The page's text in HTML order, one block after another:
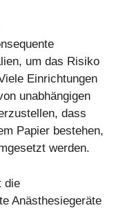
um das Risiko
Einrichtungen
unabhängigen
dass
Papier bestehen,
werden.
die
Anästhesiegeräte